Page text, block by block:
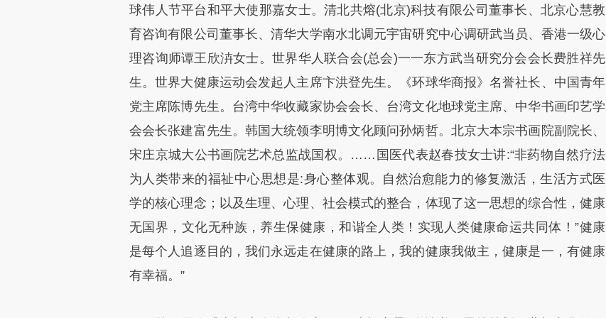
球伟人节平台和平大使那嘉女士。清北共熔(北京)科技有限公司董事长、北京心慧教
育咨询有限公司董事长、清华大学南水北调元宇宙研究中心调研武当员、香港一级心
理咨询师谭王欣泋女士。世界华人联合会(总会)一一东方武当研究分会会长费胜祥先
生。世界大健康运动会发起人主席卞洪登先生。《环球华商报》名誉社长、中国青年
党主席陈博先生。台湾中华收藏家协会会长、台湾文化地球党主席、中华书画印艺学
会会长张建富先生。韩国大统领李明博文化顾问孙炳哲。北京大本宗书画院副院长、
宋庄京城大公书画院艺术总监战国权。……国医代表赵春技女士讲:“非药物自然疗法
为人类带来的福祉中心思想是:身心整体观。自然治愈能力的修复激活，生活方式医
学的核心理念；以及生理、心理、社会模式的整合，体现了这一思想的综合性，健康
无国界，文化无种族，养生保健康，和谐全人类！实现人类健康命运共同体！”健康
是每个人追逐目的，我们永远走在健康的路上，我的健康我做主，健康是一，有健康
有幸福。”